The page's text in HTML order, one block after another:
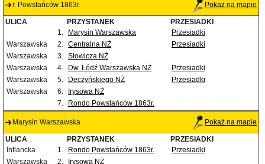
r. Powstańców 1863r. Pokaż na mapie
ULICA PRZYSTANEK
PRZESIADKI
1.
Marysin Warszawska
Przesiadki
Warszawska
2. Centralna NŻ
Przesiadki
Warszawska
3. Słowicza NŻ
Warszawska
4. Dw. Łódź Warszawska NŻ
Przesiadki
Warszawska
5. Deczyńskiego NŻ
Przesiadki
Warszawska
6.
Irysowa NŻ
7.
Rondo Powstańców 1863r.
Marysin Warszawska Pokaż na mapie
ULICA PRZYSTANEK
PRZESIADKI
Inflancka
1. Rondo Powstańców 1863r.
Przesiadki
Warszawska
2. Irysowa NŻ